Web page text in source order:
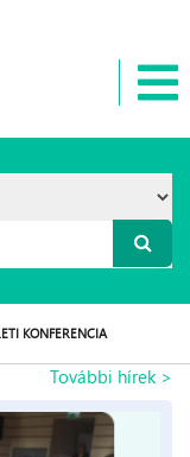
KONFERENCIA
További hírek >